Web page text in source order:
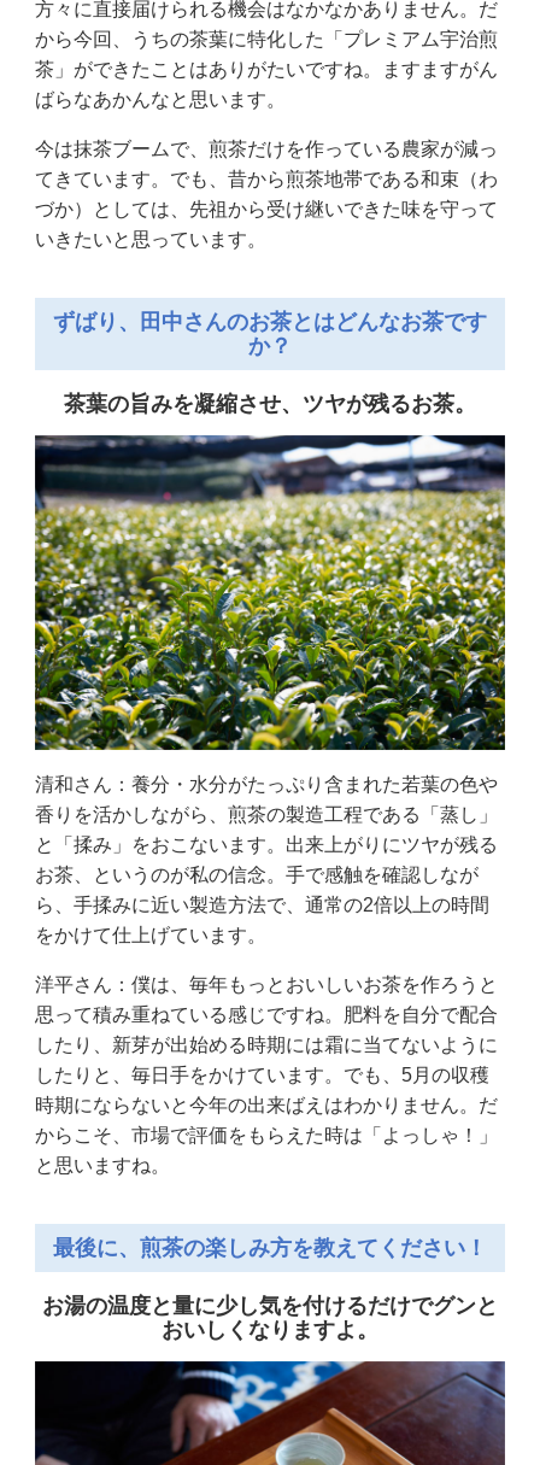
方々に直接届けられる機会はなかなかありません。だ
から今回、うちの茶葉に特化した「プレミアム宇治煎
茶」ができたことはありがたいですね。ますますがん
ばらなあかんなと思います。
今は抹茶ブームで、煎茶だけを作っている農家が減っ
てきています。でも、昔から煎茶地帯である和束（わ
づか）としては、先祖から受け継いできた味を守って
いきたいと思っています。
ずばり、田中さんのお茶とはどんなお茶です
か？
茶葉の旨みを凝縮させ、ツヤが残るお茶。
清和さん：養分・水分がたっぷり含まれた若葉の色や
香りを活かしながら、煎茶の製造工程である「蒸し」
と「揉み」をおこないます。出来上がりにツヤが残る
お茶、というのが私の信念。手で感触を確認しなが
ら、手揉みに近い製造方法で、通常の2倍以上の時間
をかけて仕上げています。
洋平さん：僕は、毎年もっとおいしいお茶を作ろうと
思って積み重ねている感じですね。肥料を自分で配合
したり、新芽が出始める時期には霜に当てないように
したりと、毎日手をかけています。でも、5月の収穫
時期にならないと今年の出来ばえはわかりません。だ
からこそ、市場で評価をもらえた時は「よっしゃ！」
と思いますね。
最後に、煎茶の楽しみ方を教えてください！
お湯の温度と量に少し気を付けるだけでグンと
おいしくなりますよ。